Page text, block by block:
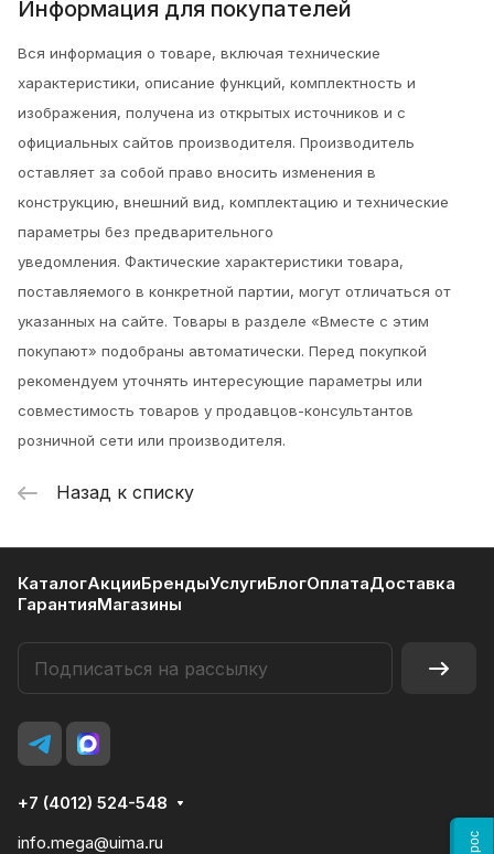
Информация для покупателей
Вся информация о товаре, включая технические
характеристики, описание функций, комплектность и
изображения, получена из открытых источников и с
официальных сайтов производителя. Производитель
оставляет за собой право вносить изменения в
конструкцию, внешний вид, комплектацию и технические
параметры без предварительного
уведомления. Фактические характеристики товара,
поставляемого в конкретной партии, могут отличаться от
указанных на сайте. Товары в разделе «Вместе с этим
покупают» подобраны автоматически. Перед покупкой
рекомендуем уточнять интересующие параметры или
совместимость товаров у продавцов-консультантов
розничной сети или производителя.
Назад к списку
КаталогАкцииБрендыУслугиБлогОплатаДоставка
ГарантияМагазины
+7 (4012) 524-548
info.mega@uima.ru